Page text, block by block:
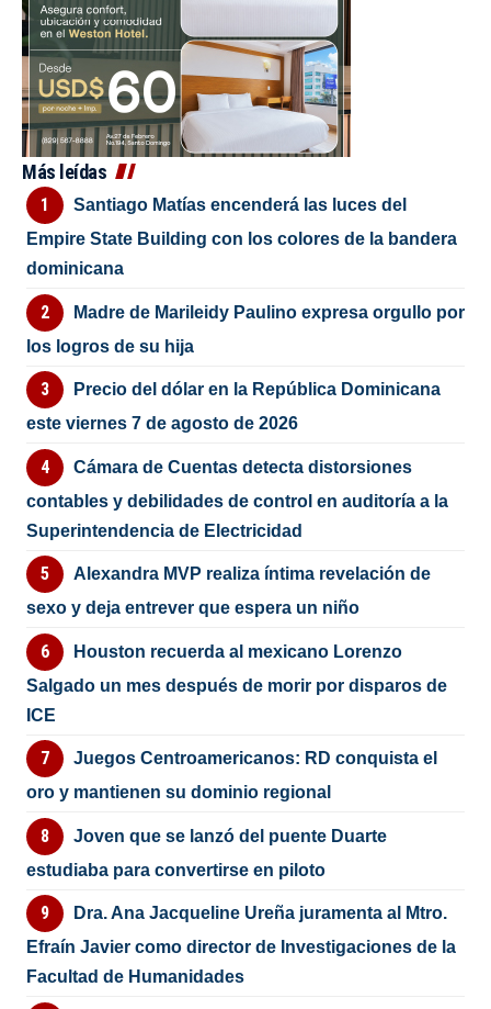
Más leídas
Santiago Matías encenderá las luces del
Empire State Building con los colores de la bandera
dominicana
Madre de Marileidy Paulino expresa orgullo por
los logros de su hija
Precio del dólar en la República Dominicana
este viernes 7 de agosto de 2026
Cámara de Cuentas detecta distorsiones
contables y debilidades de control en auditoría a la
Superintendencia de Electricidad
Alexandra MVP realiza íntima revelación de
sexo y deja entrever que espera un niño
Houston recuerda al mexicano Lorenzo
Salgado un mes después de morir por disparos de
ICE
Juegos Centroamericanos: RD conquista el
oro y mantienen su dominio regional
Joven que se lanzó del puente Duarte
estudiaba para convertirse en piloto
Dra. Ana Jacqueline Ureña juramenta al Mtro.
Efraín Javier como director de Investigaciones de la
Facultad de Humanidades